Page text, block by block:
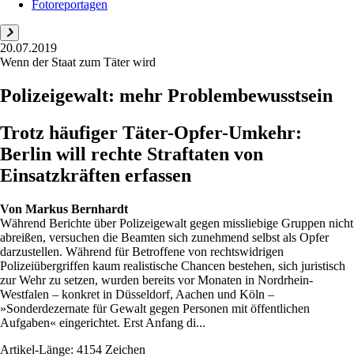
Fotoreportagen
20.07.2019
Wenn der Staat zum Täter wird
Polizeigewalt: mehr Problembewusstsein
Trotz häufiger Täter-Opfer-Umkehr:
Berlin will rechte Straftaten von
Einsatzkräften erfassen
Von Markus Bernhardt
Während Berichte über Polizeigewalt gegen missliebige Gruppen nicht
abreißen, versuchen die Beamten sich zunehmend selbst als Opfer
darzustellen. Während für Betroffene von rechtswidrigen
Polizeiübergriffen kaum realistische Chancen bestehen, sich juristisch
zur Wehr zu setzen, wurden bereits vor Monaten in Nordrhein-
Westfalen – konkret in Düsseldorf, Aachen und Köln –
»Sonderdezernate für Gewalt gegen Personen mit öffentlichen
Aufgaben« eingerichtet. Erst Anfang di...
Artikel-Länge: 4154 Zeichen